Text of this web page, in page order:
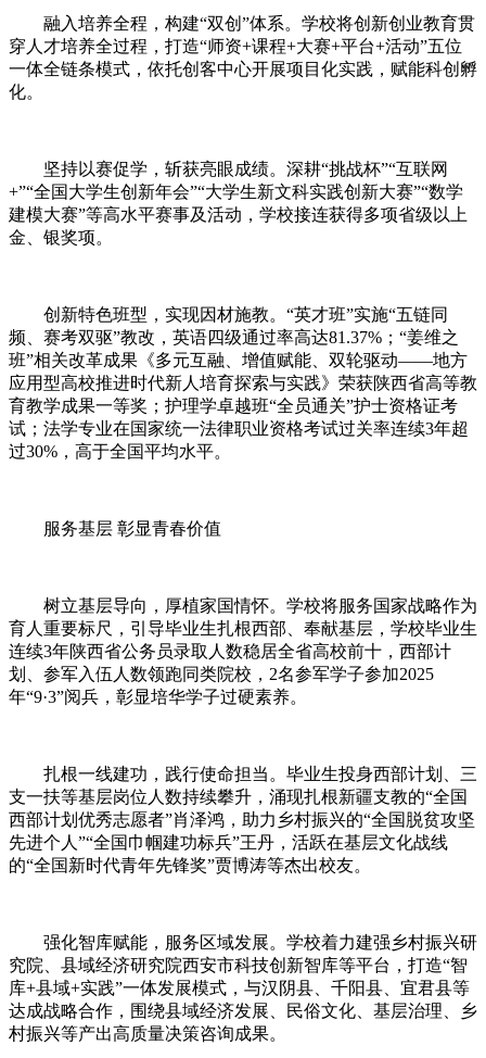
融入培养全程，构建“双创”体系。学校将创新创业教育贯
穿人才培养全过程，打造“师资+课程+大赛+平台+活动”五位
一体全链条模式，依托创客中心开展项目化实践，赋能科创孵
化。
坚持以赛促学，斩获亮眼成绩。深耕“挑战杯”“互联网
+”“全国大学生创新年会”“大学生新文科实践创新大赛”“数学
建模大赛”等高水平赛事及活动，学校接连获得多项省级以上
金、银奖项。
创新特色班型，实现因材施教。“英才班”实施“五链同
频、赛考双驱”教改，英语四级通过率高达81.37%；“姜维之
班”相关改革成果《多元互融、增值赋能、双轮驱动——地方
应用型高校推进时代新人培育探索与实践》荣获陕西省高等教
育教学成果一等奖；护理学卓越班“全员通关”护士资格证考
试；法学专业在国家统一法律职业资格考试过关率连续3年超
过30%，高于全国平均水平。
服务基层 彰显青春价值
树立基层导向，厚植家国情怀。学校将服务国家战略作为
育人重要标尺，引导毕业生扎根西部、奉献基层，学校毕业生
连续3年陕西省公务员录取人数稳居全省高校前十，西部计
划、参军入伍人数领跑同类院校，2名参军学子参加2025
年“9·3”阅兵，彰显培华学子过硬素养。
扎根一线建功，践行使命担当。毕业生投身西部计划、三
支一扶等基层岗位人数持续攀升，涌现扎根新疆支教的“全国
西部计划优秀志愿者”肖泽鸿，助力乡村振兴的“全国脱贫攻坚
先进个人”“全国巾帼建功标兵”王丹，活跃在基层文化战线
的“全国新时代青年先锋奖”贾博涛等杰出校友。
强化智库赋能，服务区域发展。学校着力建强乡村振兴研
究院、县域经济研究院西安市科技创新智库等平台，打造“智
库+县域+实践”一体发展模式，与汉阴县、千阳县、宜君县等
达成战略合作，围绕县域经济发展、民俗文化、基层治理、乡
村振兴等产出高质量决策咨询成果。